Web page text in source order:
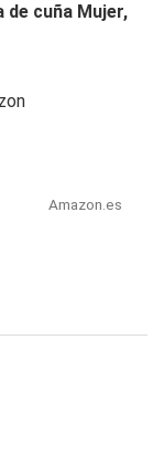
de cuña Mujer,
Amazon.es